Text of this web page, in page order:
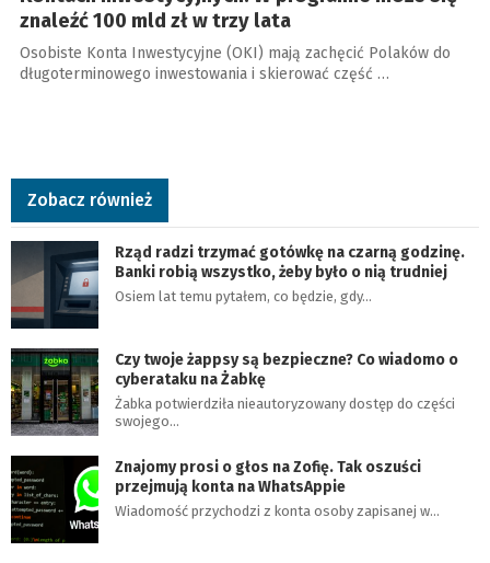
znaleźć 100 mld zł w trzy lata
Osobiste Konta Inwestycyjne (OKI) mają zachęcić Polaków do
długoterminowego inwestowania i skierować część …
Zobacz również
Rząd radzi trzymać gotówkę na czarną godzinę.
Banki robią wszystko, żeby było o nią trudniej
Osiem lat temu pytałem, co będzie, gdy…
Czy twoje żappsy są bezpieczne? Co wiadomo o
cyberataku na Żabkę
Żabka potwierdziła nieautoryzowany dostęp do części
swojego…
Znajomy prosi o głos na Zofię. Tak oszuści
przejmują konta na WhatsAppie
Wiadomość przychodzi z konta osoby zapisanej w…